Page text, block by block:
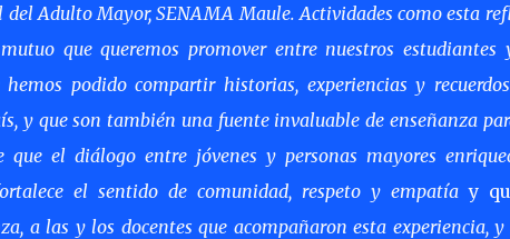
Adulto Mayor, SENAMA Maule. Actividades como esta
que queremos promover entre nuestros estudiantes
podido compartir historias, experiencias y
y que son también una fuente invaluable de enseñanza
que el diálogo entre jóvenes y personas mayores
el sentido de comunidad, respeto y empatíay
a las y los docentes que acompañaron esta experiencia,